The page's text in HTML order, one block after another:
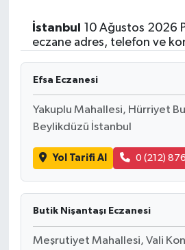
İstanbul
10 Ağustos 2026
eczane adres, telefon ve
Efsa Eczanesi
Yakuplu Mahallesi, Hürriyet
Beylikdüzü İstanbul
Yol Tarifi Al 0 (212)
Butik Nişantaşı Eczanesi
Meşrutiyet Mahallesi, Vali